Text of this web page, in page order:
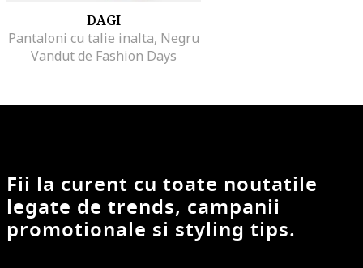
DAGI
Pantaloni cu talie inalta, Negru
Vandut de Fashion Days
Fii la curent cu toate noutatile
legate de trends, campanii
promotionale si styling tips.